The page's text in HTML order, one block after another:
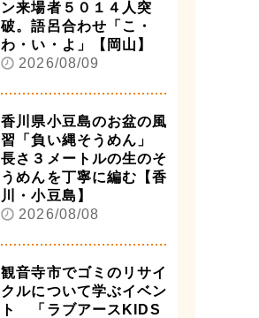
ン来場者５０１４人突
破。語呂合わせ「こ・
わ・い・よ」【岡山】
2026/08/09
香川県小豆島のお盆の風
習「負い縄そうめん」
長さ３メートルの生のそ
うめんを丁寧に編む【香
川・小豆島】
2026/08/08
観音寺市でゴミのリサイ
クルについて学ぶイベン
ト 「ラブアースKIDS